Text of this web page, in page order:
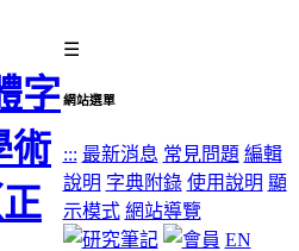
☰
網站選單
::: 最新消息 常見問題 編輯
說明 字典附錄 使用說明 顯
示模式 網站導覽
EN